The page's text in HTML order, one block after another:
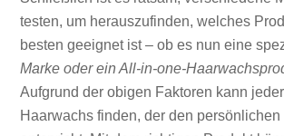
testen, um herauszufinden, welches
besten geeignet ist – ob es nun eine
Marke oder ein All-in-one-
Aufgrund der obigen Faktoren kann
Haarwachs finden, der den